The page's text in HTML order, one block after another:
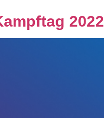
2022